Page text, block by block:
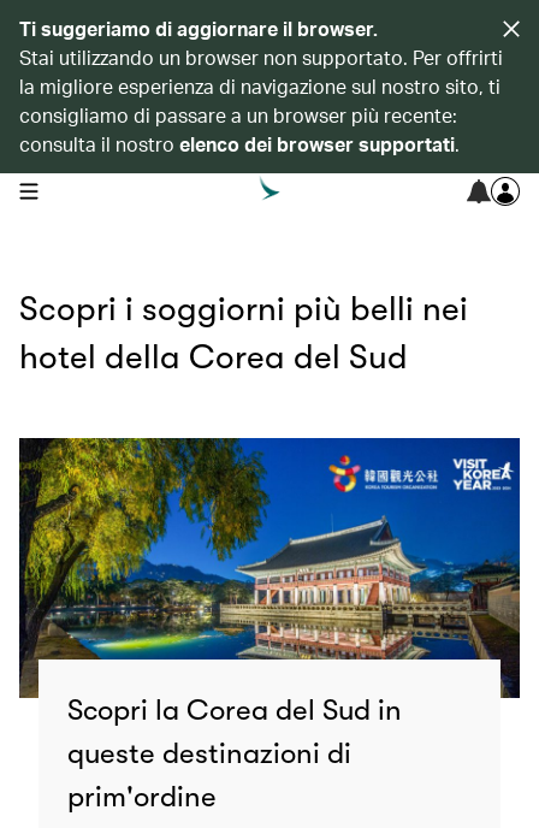
Ti suggeriamo di aggiornare il browser.
Stai utilizzando un browser non supportato. Per offrirti
la migliore esperienza di navigazione sul nostro sito, ti
consigliamo di passare a un browser più recente:
consulta il nostro elenco dei browser supportati.
open navigation menu
Scopri i soggiorni più belli nei
hotel della Corea del Sud
Scopri la Corea del Sud in
queste destinazioni di
prim'ordine